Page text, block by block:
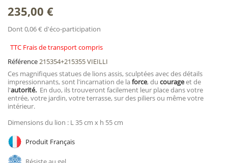
235,00 €
Dont 0,06 € d'éco-participation
TTC Frais de transport compris
Référence215354+215355 VIEILLI
Ces magnifiques statues de lions assis, sculptées avec des détails
impressionnants, sont l'incarnation de laforce, du courageet de
l'autorité. En duo, ils trouveront facilement leur place dans votre
entrée, votre jardin, votre terrasse, sur des piliers ou même votre
intérieur.
Dimensions du lion : L 35 cm x h 55 cm
Produit Français